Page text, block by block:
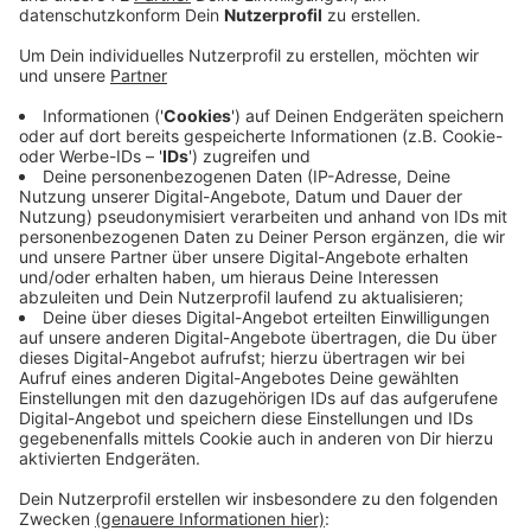
Eine Serie von Überfällen unter anderem auf
Tankstellen in Nordkirchen, Senden und Ascheberg
hatte im Dezember für Unruhe gesorgt. Die Polizei hat
jetzt zwei Verdächtige ermittelt, die daran beteiligt
gewesen sein sollen. Es handelt sich um eine junge
Frau und einen Mann, die die Überfälle zumindest mit
geplant haben sollen. In mindestens drei Fällen gehen
die Ermittler davon aus, dass sie auch aktiv an den
Taten beteiligt waren. Die Polizei durchsuchte die
Wohnungen der beiden Verdächtigen. Die Frau und der
Mann sind inzwischen wieder auf freiem Fuß. Die
Ermittlungen gegen sie dauern an. Den mutmaßlichen
Haupttäter aus Selm im Nachbarkreis Unna hatte die
Polizei schon Ende Januar gefasst. Er sitzt weiterhin in
Untersuchungshaft. Er soll insgesamt 11 Tankstellen
überfallen oder es zumindest versucht haben.
Anzeige